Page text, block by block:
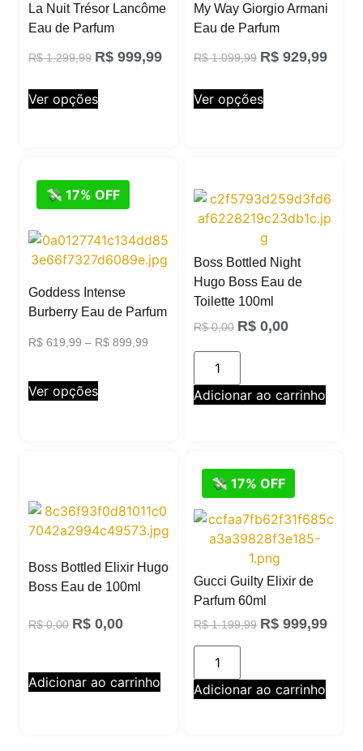
La Nuit Trésor Lancôme
Eau de Parfum
R$1.299,99 R$ 999,99
Ver opções
My Way Giorgio Armani
Eau de Parfum
R$1.099,99 R$ 929,99
Ver opções
💸 17% OFF
Goddess Intense
Burberry Eau de Parfum
R$ 619,99 – R$ 899,99
Ver opções
Boss Bottled Night
Hugo Boss Eau de
Toilette 100ml
R$0,00 R$ 0,00
Adicionar ao carrinho
Boss Bottled Elixir Hugo
Boss Eau de 100ml
R$0,00 R$ 0,00
Adicionar ao carrinho
💸 17% OFF
Gucci Guilty Elixir de
Parfum 60ml
R$1.199,99 R$ 999,99
Adicionar ao carrinho